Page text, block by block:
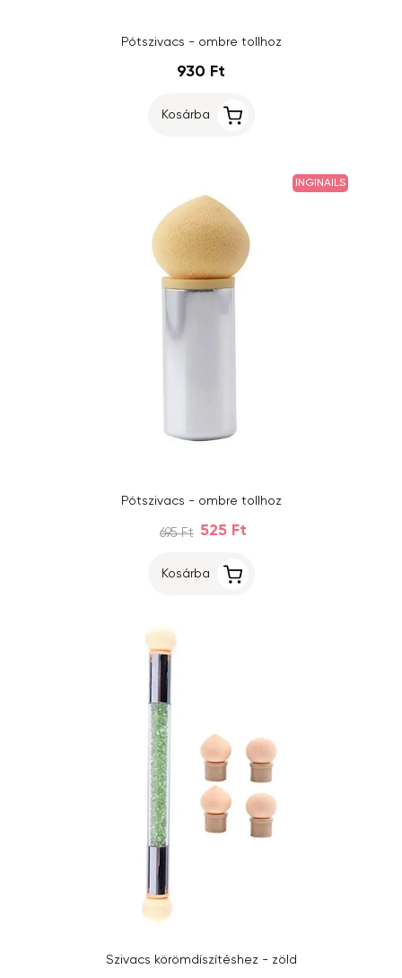
Pótszivacs - ombre tollhoz
930 Ft
Kosárba
INGINAILS
Pótszivacs - ombre tollhoz
695 Ft 525 Ft
Kosárba
Szivacs körömdíszítéshez - zöld